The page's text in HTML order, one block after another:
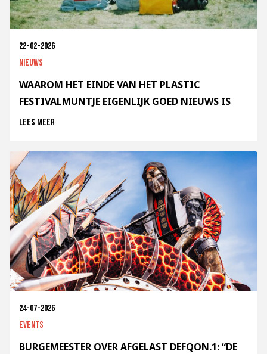
22-02-2026
Nieuws
WAAROM HET EINDE VAN HET PLASTIC
FESTIVALMUNTJE EIGENLIJK GOED NIEUWS IS
Lees meer
24-07-2026
Events
BURGEMEESTER OVER AFGELAST DEFQON.1: “DE